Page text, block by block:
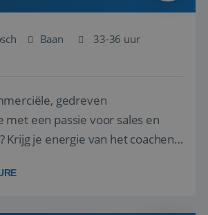
Baan
33-36 uur
gedreven
met een passie voor sales en
Krijg je energie van het coachen
En is jouw dagelijkse doel